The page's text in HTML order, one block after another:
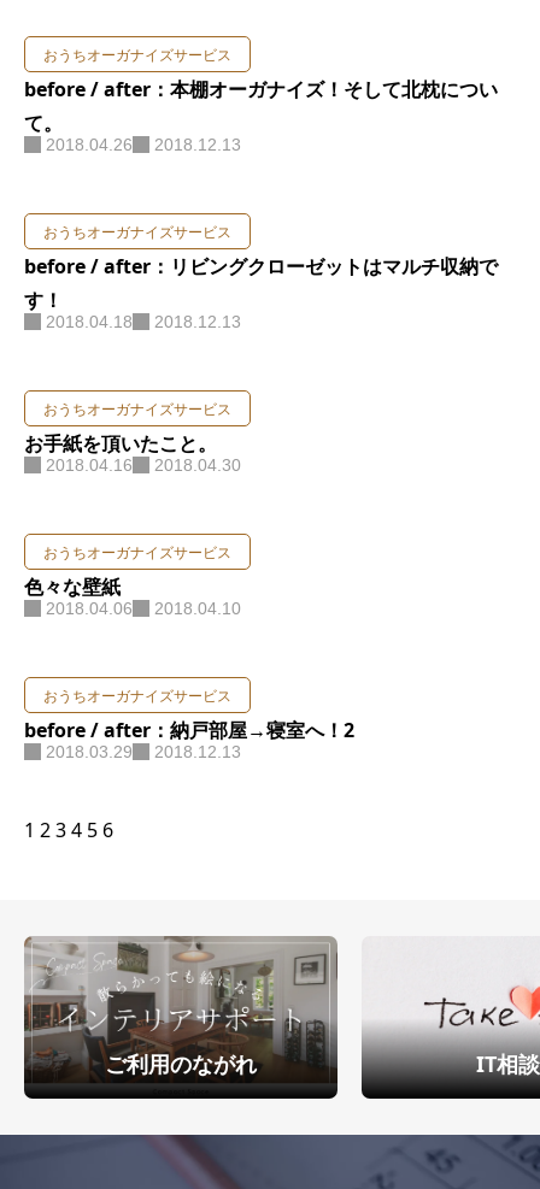
おうちオーガナイズサービス
before / after：本棚オーガナイズ！そして北枕につい
て。
2018.04.26 2018.12.13
おうちオーガナイズサービス
before / after：リビングクローゼットはマルチ収納で
す！
2018.04.18 2018.12.13
おうちオーガナイズサービス
お手紙を頂いたこと。
2018.04.16 2018.04.30
おうちオーガナイズサービス
色々な壁紙
2018.04.06 2018.04.10
おうちオーガナイズサービス
before / after：納戸部屋→寝室へ！2
2018.03.29 2018.12.13
1 234 5 6
ご利用のながれ IT相